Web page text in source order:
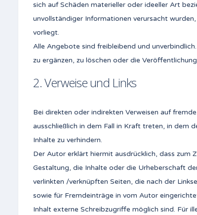
sich auf Schäden materieller oder ideeller Art
unvollständiger Informationen verursacht
vorliegt.
Alle Angebote sind freibleibend und
zu ergänzen, zu löschen oder die
2. Verweise und Links
Bei direkten oder indirekten Verweisen auf
ausschließlich in dem Fall in Kraft treten, in dem
Inhalte zu verhindern.
Der Autor erklärt hiermit ausdrücklich, dass zum
Gestaltung, die Inhalte oder die Urheberschaft
verlinkten /verknüpften Seiten, die nach der
sowie für Fremdeinträge in vom Autor
Inhalt externe Schreibzugriffe möglich sind. Für